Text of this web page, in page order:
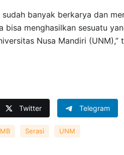
sudah banyak berkarya dan
bisa menghasilkan sesuatu
Nusa Mandiri (UNM),”
Twitter Telegram
Serasi UNM